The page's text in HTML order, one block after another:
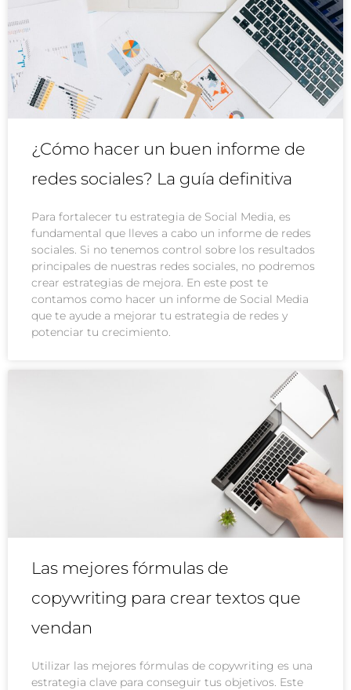
¿Cómo hacer un buen informe de
redes sociales? La guía definitiva
Para fortalecer tu estrategia de Social Media, es
fundamental que lleves a cabo un informe de redes
sociales. Si no tenemos control sobre los resultados
principales de nuestras redes sociales, no podremos
crear estrategias de mejora. En este post te
contamos como hacer un informe de Social Media
que te ayude a mejorar tu estrategia de redes y
potenciar tu crecimiento.
Las mejores fórmulas de
copywriting para crear textos que
vendan
Utilizar las mejores fórmulas de copywriting es una
estrategia clave para conseguir tus objetivos. Este